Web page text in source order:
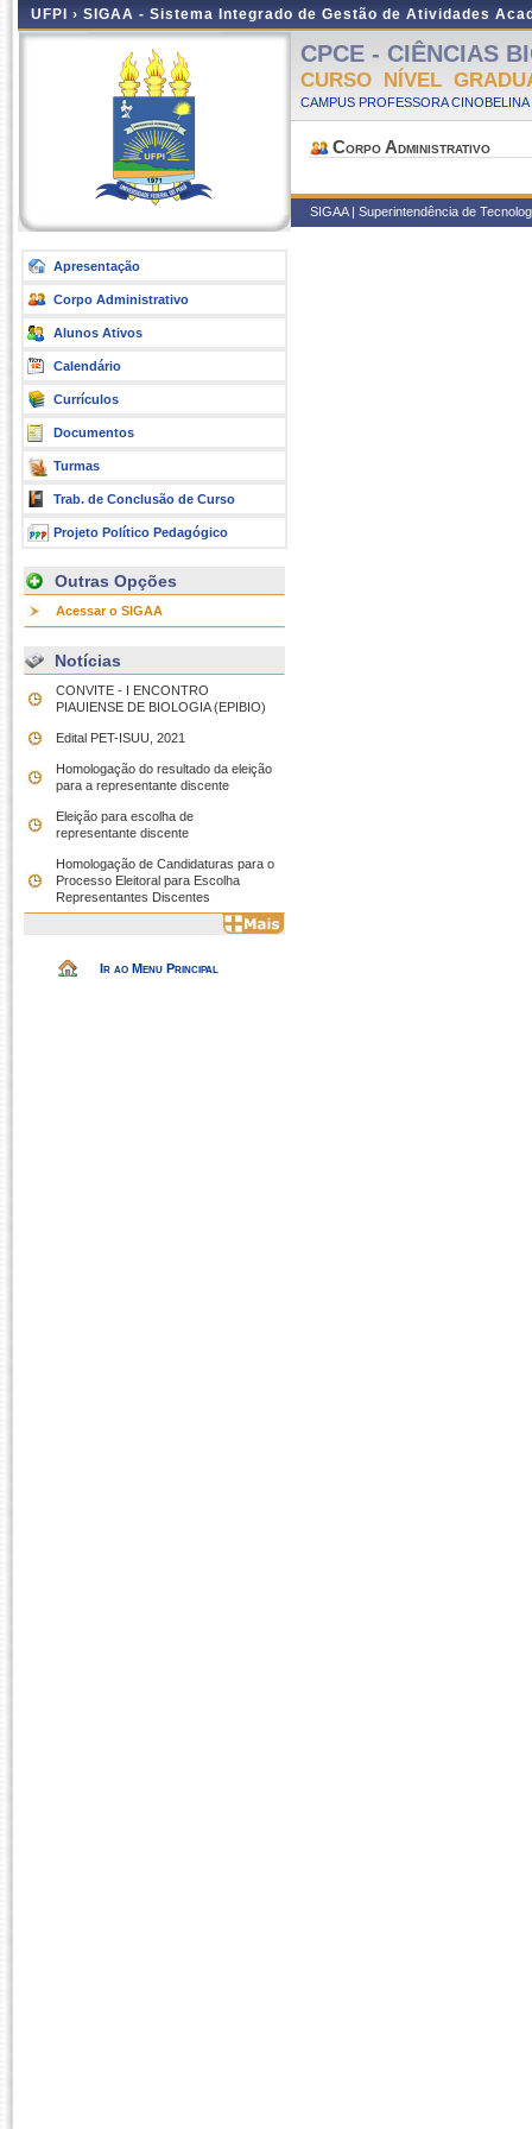
UFPI › SIGAA - Sistema Integrado de Gestão de Atividades
Apresentação
Corpo Administrativo
Alunos Ativos
Calendário
Currículos
Documentos
Turmas
Trab. de Conclusão de Curso
Projeto Político Pedagógico
Outras Opções
Acessar o SIGAA
Notícias
CONVITE - I ENCONTRO
PIAUIENSE DE BIOLOGIA (EPIBIO)
Edital PET-ISUU, 2021
Homologação do resultado da eleição
para a representante discente
Eleição para escolha de
representante discente
Homologação de Candidaturas para o
Processo Eleitoral para Escolha
Representantes Discentes
Ir ao Menu Principal
CPCE - CIÊNCIAS
CURSO NÍVEL
CAMPUS PROFESSORA CINOBELINA
Corpo Administrativo
SIGAA | Superintendência de